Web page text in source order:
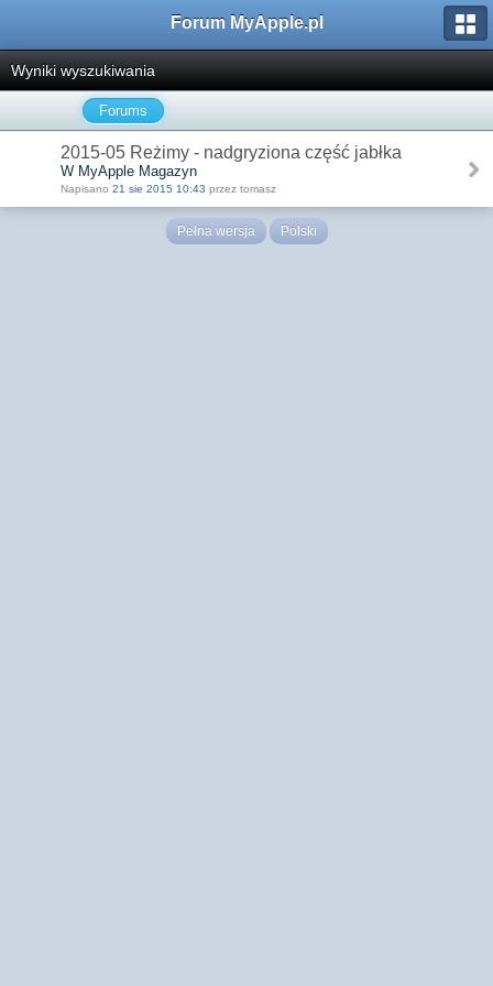
Forum MyApple.pl
Wyniki wyszukiwania
Forums
2015-05 Reżimy - nadgryziona część jabłka
W MyApple Magazyn
Napisano 21 sie 2015 10:43 przez tomasz
Pełna wersja Polski